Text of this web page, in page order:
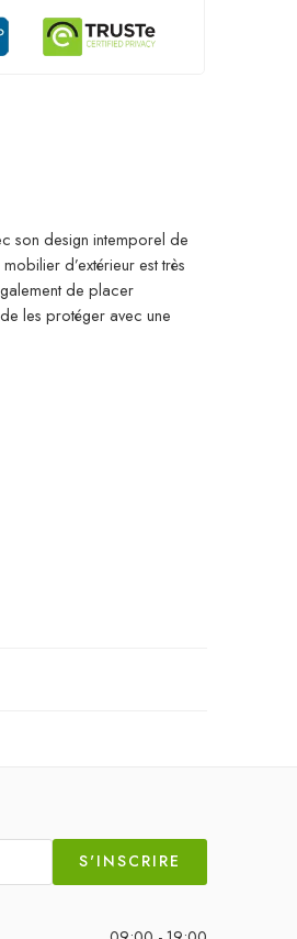
son design intemporel de
d’extérieur est très
de placer
les protéger avec une
S'INSCRIRE